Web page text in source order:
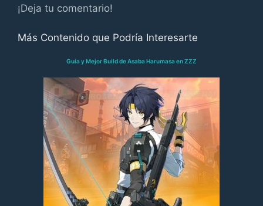
¡Deja tu comentario!
Más Contenido que Podría Interesarte
Guía y Mejor Build de Asaba Harumasa en ZZZ